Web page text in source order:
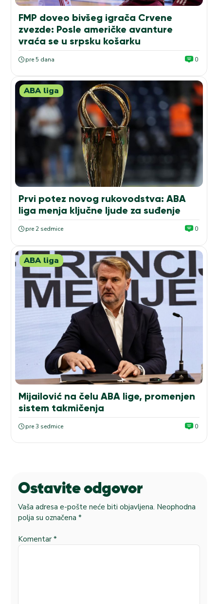
FMP doveo bivšeg igrača Crvene
zvezde: Posle američke avanture
vraća se u srpsku košarku
pre 5 dana 0
ABA liga
Prvi potez novog rukovodstva: ABA
liga menja ključne ljude za suđenje
pre 2 sedmice 0
ABA liga
Mijailović na čelu ABA lige, promenjen
sistem takmičenja
pre 3 sedmice 0
Ostavite odgovor
Vaša adresa e-pošte neće biti objavljena. Neophodna
polja su označena *
Komentar *